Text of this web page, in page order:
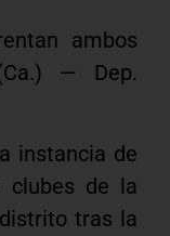
ambos
— Dep.
instancia de
clubes de la
tras la